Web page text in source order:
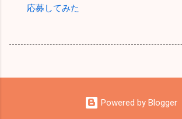
応募してみた
Powered by Blogger